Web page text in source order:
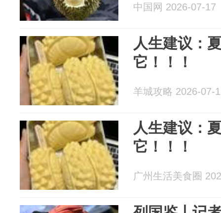
中国网 2026-07-17
人生建议：
它！！！
羊城攻略 2026-07-
人生建议：
它！！！
广州生活美食圈